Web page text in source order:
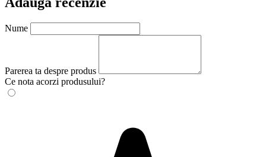
Nume
Parerea ta despre produs
Ce nota acorzi produsului?